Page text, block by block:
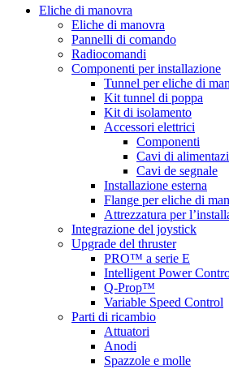
Eliche di manovra
Eliche di manovra
Pannelli di comando
Radiocomandi
Componenti per installazione
Tunnel per eliche di
Kit tunnel di poppa
Kit di isolamento
Accessori elettrici
Componenti
Cavi di
Cavi de segnale
Installazione esterna
Flange per eliche di
Attrezzatura per
Integrazione del joystick
Upgrade del thruster
PRO™ a serie E
Intelligent Power
Q-Prop™
Variable Speed Control
Parti di ricambio
Attuatori
Anodi
Spazzole e molle